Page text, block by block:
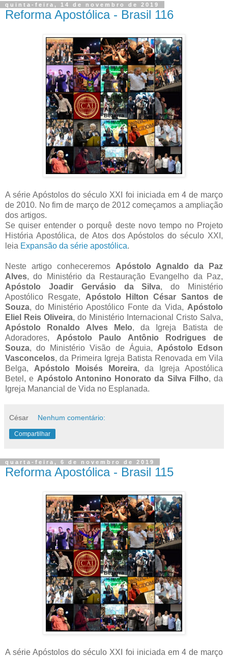
quinta-feira, 14 de novembro de 2019
Reforma Apostólica - Brasil 116
A série Apóstolos do século XXI foi iniciada em 4 de março
de 2010. No fim de março de 2012 começamos a ampliação
dos artigos.
Se quiser entender o porquê deste novo tempo no Projeto
História Apostólica, de Atos dos Apóstolos do século XXI,
leia Expansão da série apostólica.
Neste artigo conheceremos Apóstolo Agnaldo da Paz
Alves, do Ministério da Restauração Evangelho da Paz,
Apóstolo Joadir Gervásio da Silva, do Ministério
Apostólico Resgate, Apóstolo Hilton César Santos de
Souza, do Ministério Apostólico Fonte da Vida, Apóstolo
Eliel Reis Oliveira, do Ministério Internacional Cristo Salva,
Apóstolo Ronaldo Alves Melo, da Igreja Batista de
Adoradores, Apóstolo Paulo Antônio Rodrigues de
Souza, do Ministério Visão de Águia, Apóstolo Edson
Vasconcelos, da Primeira Igreja Batista Renovada em Vila
Belga, Apóstolo Moisés Moreira, da Igreja Apostólica
Betel, e Apóstolo Antonino Honorato da Silva Filho, da
Igreja Manancial de Vida no Esplanada.
César Nenhum comentário:
Compartilhar
quarta-feira, 6 de novembro de 2019
Reforma Apostólica - Brasil 115
A série Apóstolos do século XXI foi iniciada em 4 de março